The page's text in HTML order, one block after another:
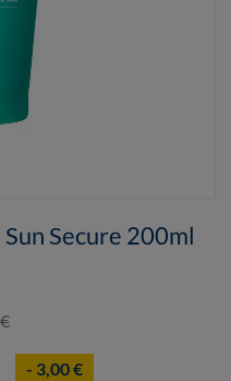
Secure 200ml
- 3,00 €